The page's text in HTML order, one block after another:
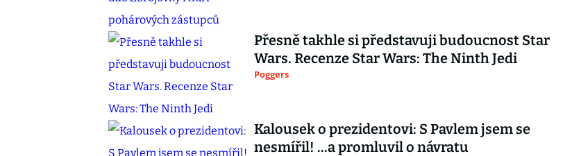
Přesně takhle si představuji budoucnost Star
Wars. Recenze Star Wars: The Ninth Jedi
Poggers
Kalousek o prezidentovi: S Pavlem jsem se
nesmířil! ...a promluvil o návratu